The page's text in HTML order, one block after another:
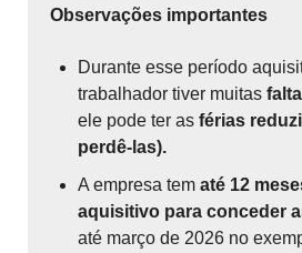
Observações importantes
Durante esse período
trabalhador tiver muitas
ele pode ter as férias
perdê-las).
A empresa tem até 12
aquisitivo para conceder
até março de 2026 no